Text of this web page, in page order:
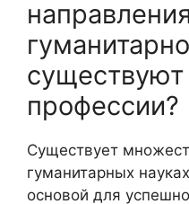
направления
профессии?
Существует
гуманитарных
основой для